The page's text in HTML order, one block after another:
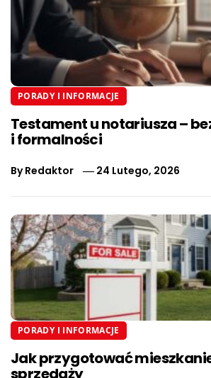
PORADY I INFORMACJE
Testament u notariusza –
i formalności
ByRedaktor 24 Lutego, 2026
PORADY I INFORMACJE
Jak przygotować
sprzedaży